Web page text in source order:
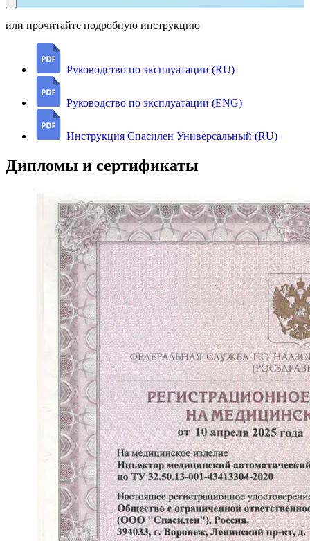
или прочитайте подробную инструкцию
Руководство по эксплуатации (RU)
Руководство по эксплуатации (ENG)
Инструкция Спасилен Универсальный (RU)
Дипломы и сертификаты